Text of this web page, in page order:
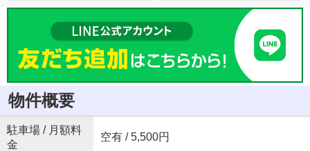
物件概要
駐車場 / 月額料
金
空有 / 5,500円